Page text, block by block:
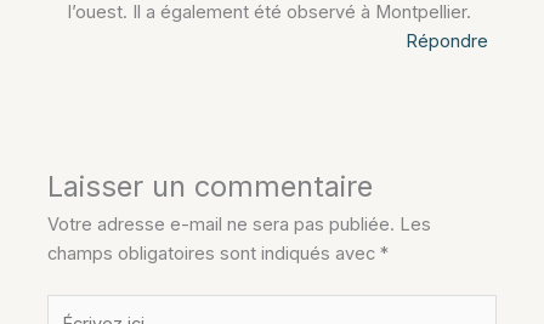
l’ouest. Il a également été observé à Montpellier.
Répondre
Laisser un commentaire
Votre adresse e-mail ne sera pas publiée. Les
champs obligatoires sont indiqués avec*
Écrivez